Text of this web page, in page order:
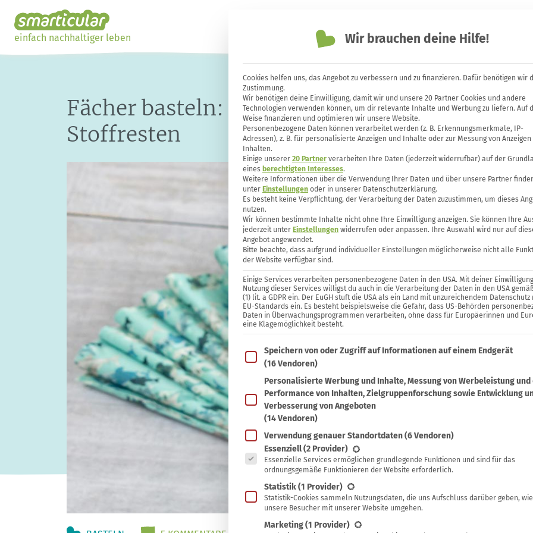
einfach nachhaltiger leben
Fächer basteln: Einfaches Upcycling-Projekt
Stoffresten
Wir brauchen deine Hilfe!
Cookies helfen uns, das Angebot zu verbessern und zu finanzieren. Dafür benötigen wir
Zustimmung.
Wir benötigen deine Einwilligung, damit wir und unsere 20 Partner Cookies und andere
Technologien verwenden können, um dir relevante Inhalte und Werbung zu liefern. Auf
Weise finanzieren und optimieren wir unsere Website.
Personenbezogene Daten können verarbeitet werden (z. B. Erkennungsmerkmale, IP-
Adressen), z. B. für personalisierte Anzeigen und Inhalte oder zur Messung von Anzeigen
Inhalten.
Einige unserer 20 Partner verarbeiten Ihre Daten (jederzeit widerrufbar) auf der
eines berechtigten Interesses.
Weitere Informationen über die Verwendung Ihrer Daten und über unsere Partner
unter Einstellungen oder in unserer Datenschutzerklärung.
Es besteht keine Verpflichtung, der Verarbeitung der Daten zuzustimmen, um dieses
nutzen.
Wir können bestimmte Inhalte nicht ohne Ihre Einwilligung anzeigen. Sie können Ihre
jederzeit unter Einstellungen widerrufen oder anpassen. Ihre Auswahl wird nur auf
Angebot angewendet.
Bitte beachte, dass aufgrund individueller Einstellungen möglicherweise nicht alle
der Website verfügbar sind.
Einige Services verarbeiten personenbezogene Daten in den USA. Mit deiner
Nutzung dieser Services willigst du auch in die Verarbeitung der Daten in den USA
(1) lit. a GDPR ein. Der EuGH stuft die USA als ein Land mit unzureichendem Datenschutz
EU-Standards ein. Es besteht beispielsweise die Gefahr, dass US-Behörden
Daten in Überwachungsprogrammen verarbeiten, ohne dass für Europäerinnen und
eine Klagemöglichkeit besteht.
Im Folgenden findest du eine Liste der Zwecke des IAB
Speichern von oder Zugriff auf Informationen auf einem Endgerät
(16 Vendoren)
Personalisierte Werbung und Inhalte, Messung von Werbeleistung und
Performance von Inhalten, Zielgruppenforschung sowie Entwicklung
Verbesserung von Angeboten
(14 Vendoren)
Verwendung genauer Standortdaten(6 Vendoren)
Es folgt eine Liste der Service-Gruppen, für die eine Einwilligung
Essenziell(2 Provider)
Essenzielle Services ermöglichen grundlegende Funktionen und sind für das
ordnungsgemäße Funktionieren der Website erforderlich.
Statistik(1 Provider)
Statistik-Cookies sammeln Nutzungsdaten, die uns Aufschluss darüber geben, wie
unsere Besucher mit unserer Website umgehen.
Marketing(1 Provider)